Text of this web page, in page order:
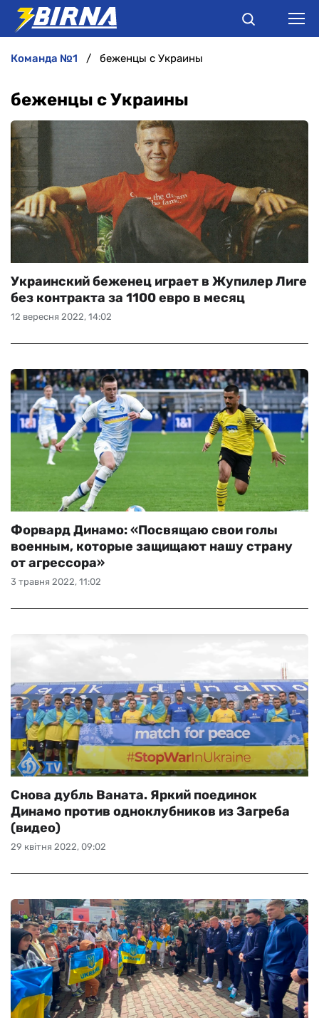
ІНТЕРВ'Ю
РІЗНЕ
БУКМЕКЕРИ
команда №1 беженцы с Украины
беженцы с Украины
12 вересня 2022, 14:02
Украинский беженец играет в Жупилер Лиге
без контракта за 1100 евро в месяц
3 травня 2022, 11:02
Форвард Динамо: «Посвящаю свои голы
военным, которые защищают нашу страну
от агрессора»
29 квітня 2022, 09:02
Снова дубль Ваната. Яркий поединок
Динамо против одноклубников из Загреба
(видео)